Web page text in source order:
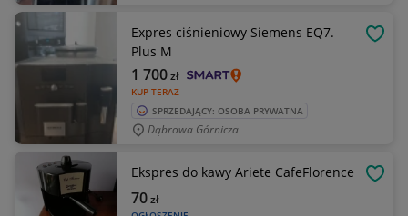
Expres ciśnieniowy Siemens EQ7.
Plus M
KUP TERAZ
1 700zł
SPRZEDAJĄCY: OSOBA PRYWATNA
Dąbrowa Górnicza
Ekspres do kawy Ariete CafeFlorence
70zł